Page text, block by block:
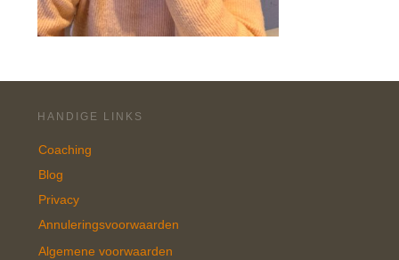
HANDIGE LINKS
Coaching
Blog
Privacy
Annuleringsvoorwaarden
Algemene voorwaarden